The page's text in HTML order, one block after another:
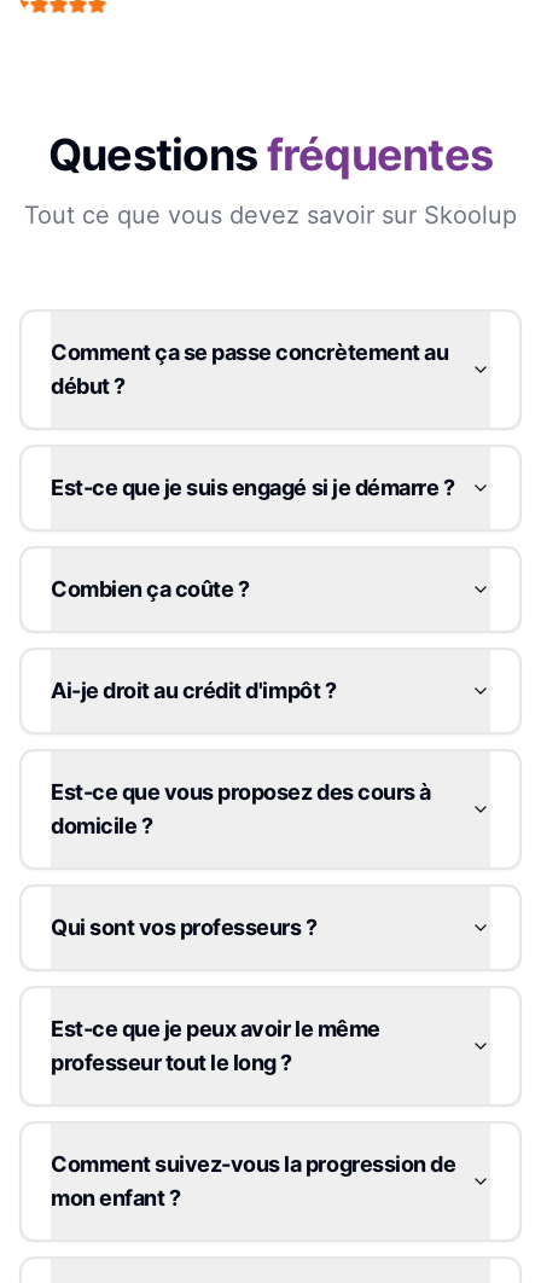
Questionsfréquentes
Tout ce que vous devez savoir sur Skoolup
Comment ça se passe concrètement au
début ?
Est-ce que je suis engagé si je démarre ?
Combien ça coûte ?
Ai-je droit au crédit d'impôt ?
Est-ce que vous proposez des cours à
domicile ?
Qui sont vos professeurs ?
Est-ce que je peux avoir le même
professeur tout le long ?
Comment suivez-vous la progression de
mon enfant ?